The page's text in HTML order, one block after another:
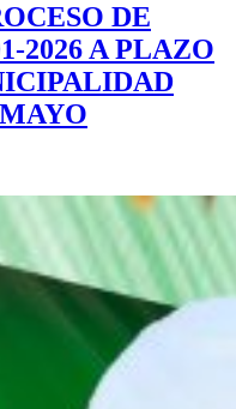
DE
2026 A PLAZO